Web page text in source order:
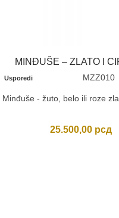
MINĐUŠE – ZLATO I
Usporedi MZZ010
Minđuše - žuto, belo ili roze
25.500,00 рсд